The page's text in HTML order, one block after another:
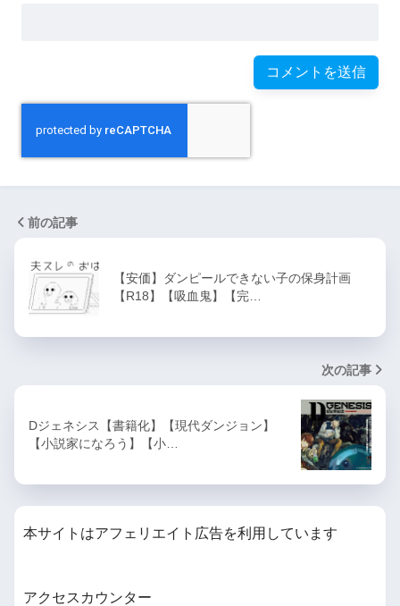
前の記事
【安価】ダンピールできない子の保身計画
【R18】【吸血鬼】【完…
次の記事
Dジェネシス【書籍化】【現代ダンジョン】
【小説家になろう】【小…
本サイトはアフェリエイト広告を利用しています
アクセスカウンター